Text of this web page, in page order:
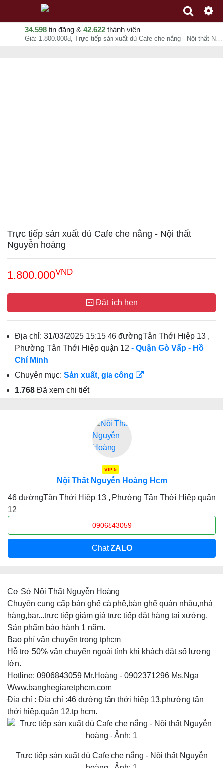
34.598 tin đăng & 42.622 thành viên
Giá: 1.800.000đ, Trực tiếp sản xuất dù Cafe che nắng - Nội thất Nguyễn hoàng, Nội Thất Nguyễn Hoàng Hcm, chuyên mục Sản xuất, gia công tại Quận Gò Vấp - Hồ Chí Minh - 07-08-2026 23:40:00
Trực tiếp sản xuất dù Cafe che nắng - Nội thất
Nguyễn hoàng
1.800.000VND
Đặt lịch hẹn
Địa chỉ: 31/03/2025 15:15 46 đườngTân Thới Hiệp 13 ,
Phường Tân Thới Hiệp quận 12 - Quận Gò Vấp - Hồ
Chí Minh
Chuyên mục: Sản xuất, gia công
1.768 Đã xem chi tiết
VIP 5
Nội Thất Nguyễn Hoàng Hcm
46 đườngTân Thới Hiệp 13 , Phường Tân Thới Hiệp quận
12
0906843059
ChatZALO
Cơ Sở Nội Thất Nguyễn Hoàng
Chuyên cung cấp bàn ghế cà phê,bàn ghế quán nhậu,nhà
hàng,bar...trực tiếp giảm giá trực tiếp đặt hàng tại xưởng.
Sản phẩm bảo hành 1 năm.
Bao phí vận chuyển trong tphcm
Hỗ trợ 50% vận chuyển ngoài tỉnh khi khách đặt số lượng
lớn.
Hotline: 0906843059 Mr.Hoàng - 0902371296 Ms.Nga
Www.banghegiaretphcm.com
Đia chỉ : Đia chỉ :46 đường tân thới hiệp 13,phường tân
thới hiệp,quận 12,tp hcm.
Trực tiếp sản xuất dù Cafe che nắng - Nội thất Nguyễn